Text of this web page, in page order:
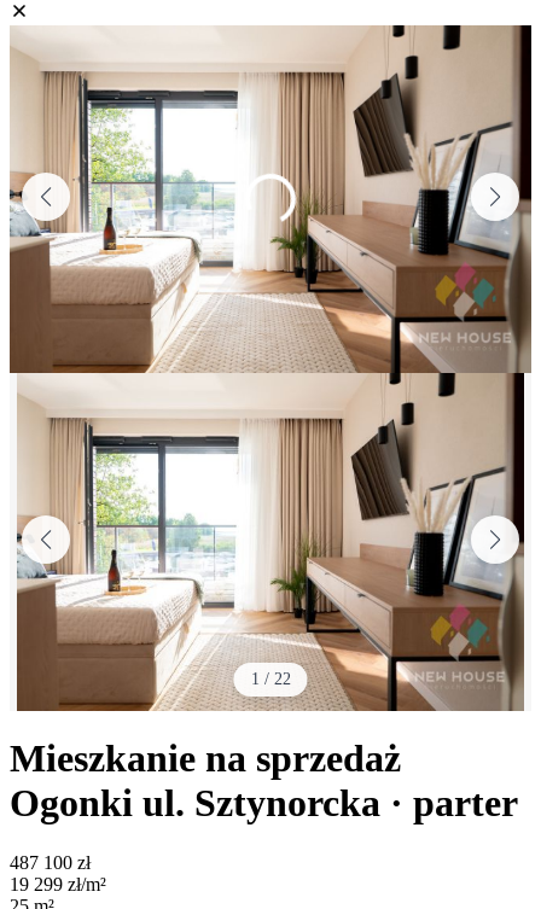
1 / 22
Mieszkanie na sprzedaż
Ogonki ul. Sztynorcka · parter
487 100 zł
19 299 zł/m²